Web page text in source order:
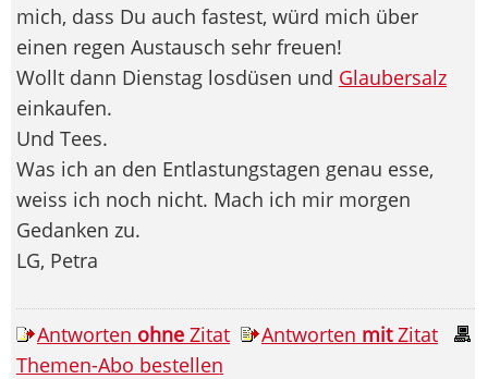
mich, dass Du auch fastest, würd mich über
einen regen Austausch sehr freuen!
Wollt dann Dienstag losdüsen und Glaubersalz
einkaufen.
Und Tees.
Was ich an den Entlastungstagen genau esse,
weiss ich noch nicht. Mach ich mir morgen
Gedanken zu.
LG, Petra
Antworten ohne Zitat Antworten mitZitat
Themen-Abo bestellen